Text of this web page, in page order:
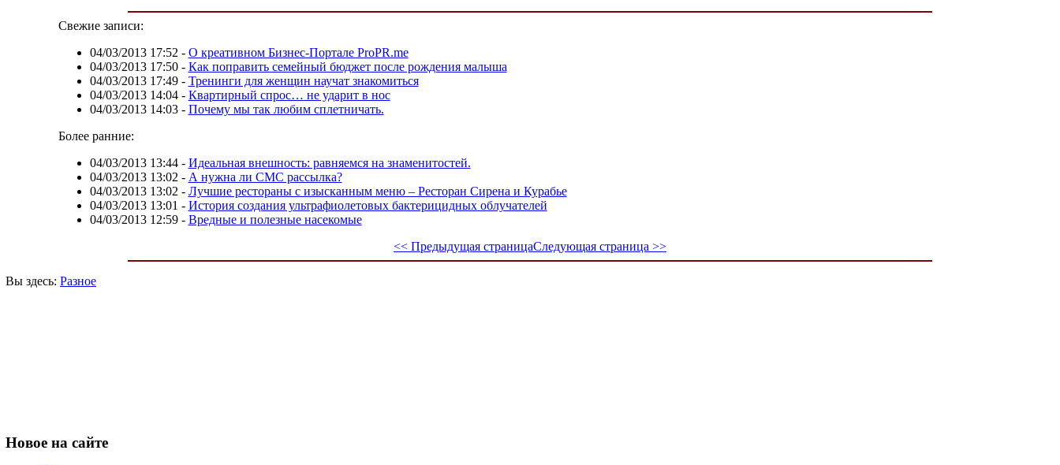
Свежие записи:
04/03/2013 17:52 - О креативном Бизнес-Портале ProPR.me
04/03/2013 17:50- Как поправить семейный бюджет после рождения малыша
04/03/2013 17:49- Тренинги для женщин научат знакомиться
04/03/2013 14:04- Квартирный спрос… не ударит в нос
04/03/2013 14:03- Почему мы так любим сплетничать.
Более ранние:
04/03/2013 13:44- Идеальная внешность: равняемся на знаменитостей.
04/03/2013 13:02 - А нужна ли СМС рассылка?
04/03/2013 13:02 - Лучшие рестораны с изысканным меню – Ресторан Сирена и Курабье
04/03/2013 13:01 - История создания ультрафиолетовых бактерицидных облучателей
04/03/2013 12:59- Вредные и полезные насекомые
<< Предыдущая страницаСледующая страница >>
Вы здесь: Разное
Новое на сайте